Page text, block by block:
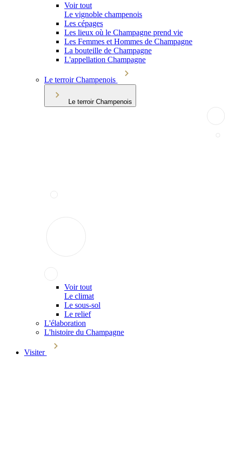
Voir tout
Le vignoble champenois
Les cépages
Les lieux où le Champagne prend vie
Les Femmes et Hommes de Champagne
La bouteille de Champagne
L'appellation Champagne
Le terroir Champenois
Le terroir Champenois
Voir tout
Le climat
Le sous-sol
Le relief
L'élaboration
L'histoire du Champagne
Visiter